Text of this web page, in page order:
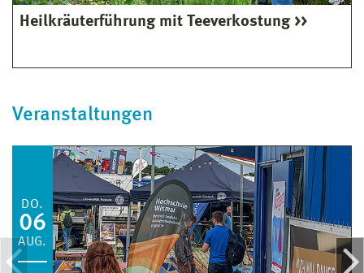
Heilkräuterführung mit Teeverkostung
Veranstaltungen
DO.
06
AUG.